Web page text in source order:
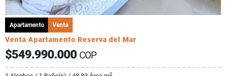
Apartamento Venta
Venta Apartamento Reserva del Mar
$549.990.000 COP
2